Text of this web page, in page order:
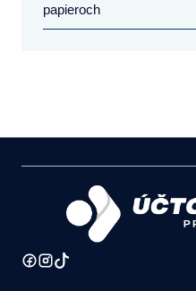
papieroch